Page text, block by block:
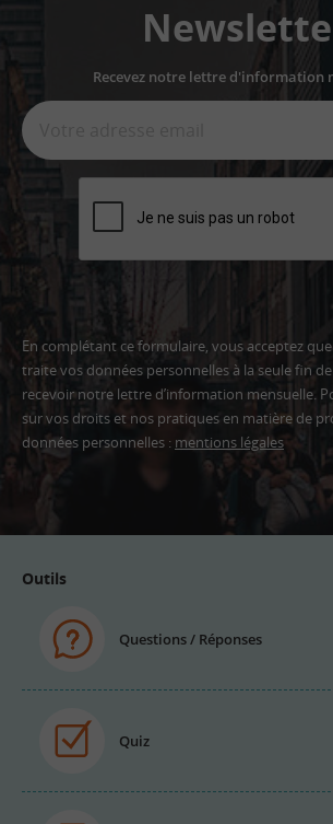
Recevez notre lettre d'information
En complétant ce formulaire, vous acceptez
traite vos données personnelles à la seule fin
recevoir notre lettre d’information mensuelle.
sur vos droits et nos pratiques en matière de
données personnelles : mentions légales
Outils
Questions / Réponses
Quiz